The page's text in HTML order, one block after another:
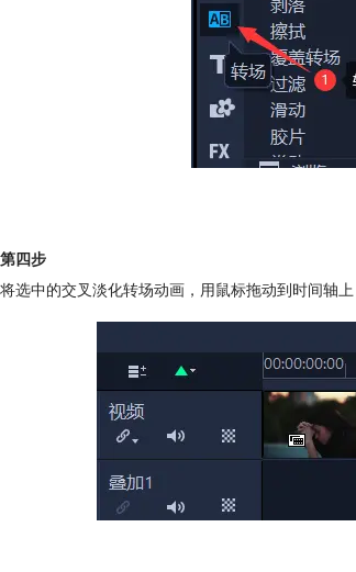
第四步
将选中的交叉淡化转场动画，用鼠标拖动到时间轴